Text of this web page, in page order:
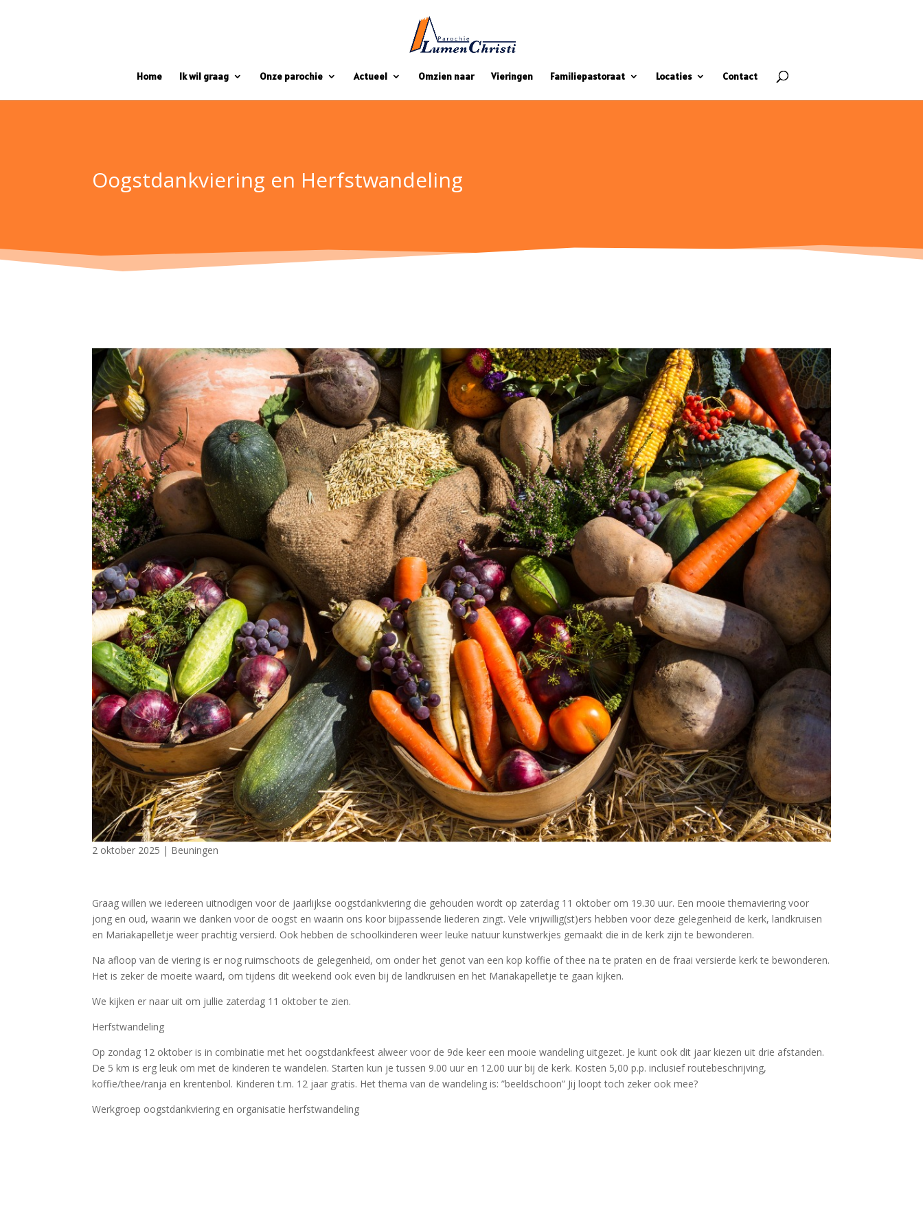
Home Ik wil graag Onze parochie Actueel Omzien naar Vieringen Familiepastoraat Locaties Contact
Oogstdankviering en Herfstwandeling
2 oktober 2025 | Beuningen
Graag willen we iedereen uitnodigen voor de jaarlijkse oogstdankviering die gehouden wordt op zaterdag 11 oktober om 19.30 uur. Een mooie themaviering voor
jong en oud, waarin we danken voor de oogst en waarin ons koor bijpassende liederen zingt. Vele vrijwillig(st)ers hebben voor deze gelegenheid de kerk, landkruisen
en Mariakapelletje weer prachtig versierd. Ook hebben de schoolkinderen weer leuke natuur kunstwerkjes gemaakt die in de kerk zijn te bewonderen.
Na afloop van de viering is er nog ruimschoots de gelegenheid, om onder het genot van een kop koffie of thee na te praten en de fraai versierde kerk te bewonderen.
Het is zeker de moeite waard, om tijdens dit weekend ook even bij de landkruisen en het Mariakapelletje te gaan kijken.
We kijken er naar uit om jullie zaterdag 11 oktober te zien.
Herfstwandeling
Op zondag 12 oktober is in combinatie met het oogstdankfeest alweer voor de 9de keer een mooie wandeling uitgezet. Je kunt ook dit jaar kiezen uit drie afstanden.
De 5 km is erg leuk om met de kinderen te wandelen. Starten kun je tussen 9.00 uur en 12.00 uur bij de kerk. Kosten 5,00 p.p. inclusief routebeschrijving,
koffie/thee/ranja en krentenbol. Kinderen t.m. 12 jaar gratis. Het thema van de wandeling is: ”beeldschoon” Jij loopt toch zeker ook mee?
Werkgroep oogstdankviering en organisatie herfstwandeling